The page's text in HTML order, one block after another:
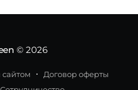
Cinemas в ТРЦ
после
© 2026
Договор оферты